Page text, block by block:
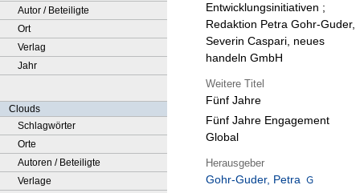
Autor / Beteiligte
Ort
Verlag
Jahr
Clouds
Schlagwörter
Orte
Autoren / Beteiligte
Verlage
Entwicklungsinitiativen ;
Redaktion Petra Gohr-Guder,
Severin Caspari, neues
handeln GmbH
Weitere Titel
Fünf Jahre
Fünf Jahre Engagement
Global
Herausgeber
Gohr-Guder, Petra